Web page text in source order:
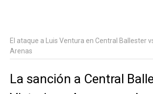
El ataque a Luis Ventura en Central Ballester
Arenas
La sanción a Central